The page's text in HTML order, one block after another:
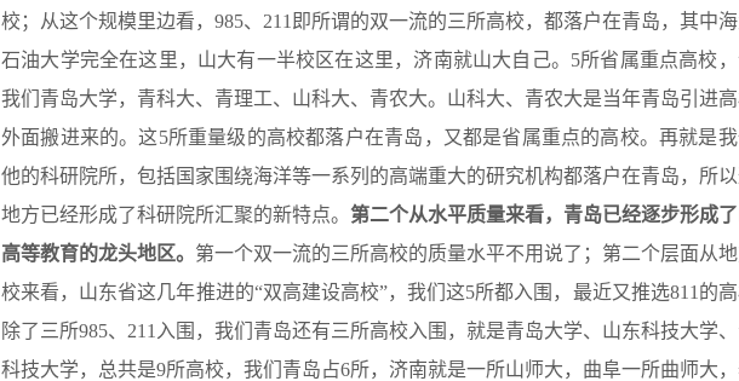
校；从这个规模里边看，985、211即所谓的双一流的三所高校，都落户在青岛，其中海
石油大学完全在这里，山大有一半校区在这里，济南就山大自己。5所省属重点高校
我们青岛大学，青科大、青理工、山科大、青农大。山科大、青农大是当年青岛引进
外面搬进来的。这5所重量级的高校都落户在青岛，又都是省属重点的高校。再就是
他的科研院所，包括国家围绕海洋等一系列的高端重大的研究机构都落户在青岛，所
地方已经形成了科研院所汇聚的新特点。 第二个从水平质量来看， 青岛已经逐步形成
高等教育的龙头地区。 第一个双一流的三所高校的质量水平不用说了；第二个层面从
校来看，山东省这几年推进的“双高建设高校”，我们这5所都入围，最近又推选811的高
除了三所985、211入围，我们青岛还有三所高校入围，就是青岛大学、山东科技大学
科技大学，总共是9所高校，我们青岛占6所，济南就是一所山师大，曲阜一所曲师大